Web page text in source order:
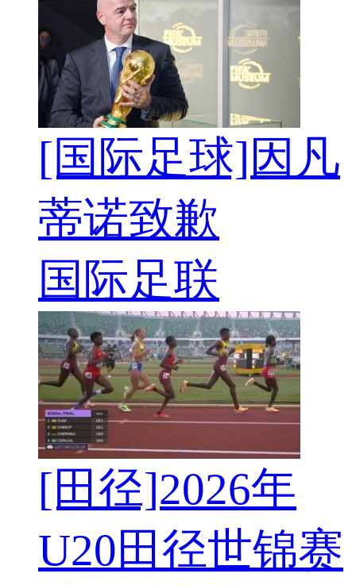
[国际足球]因凡
蒂诺致歉
国际足联
[田径]2026年
U20田径世锦赛